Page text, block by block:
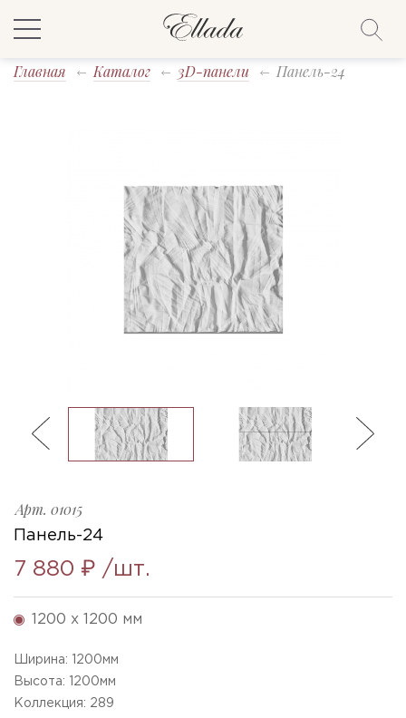
Главная Каталог 3D-панели Панель-24
Арт. 01015
Панель-24
7 880 ₽ /шт.
1200 x 1200 мм
Ширина: 1200мм
Высота:
1200мм
Коллекция: 289